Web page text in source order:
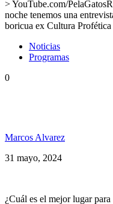
> YouTube.com/
noche tenemos una
boricua ex Cultura
Noticias
Programas
0
Marcos Alvarez
31 mayo, 2024
¿Cuál es el mejor lugar